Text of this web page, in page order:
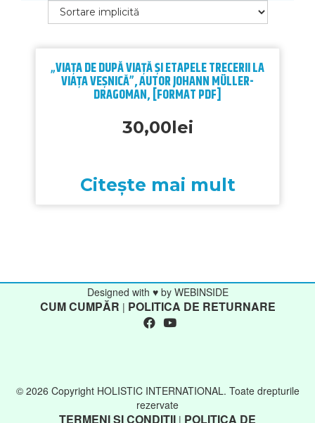
„VIAȚA DE DUPĂ VIAȚĂ ȘI ETAPELE TRECERII LA
VIAȚA VEȘNICĂ”, AUTOR JOHANN MÜLLER-
DRAGOMAN, [FORMAT PDF]
30,00lei
Citește mai mult
Designed with ♥ by WEBINSIDE
CUM CUMPĂR | POLITICA DE RETURNARE
© 2026 Copyright HOLISTIC INTERNATIONAL. Toate drepturile
rezervate
TERMENI ȘI CONDIȚII | POLITICA DE